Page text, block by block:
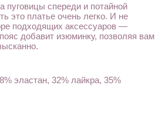
пуговицы спереди и потайной
это платье очень легко. И не
подходящих аксессуаров —
добавит изюминку, позволяя вам
эластан, 32% лайкра, 35%